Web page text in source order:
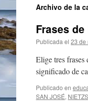
Archivo de la
Frases
Publicada el 23 de
Elige tres
significado de
Publicado en
SAN JOSÉ,